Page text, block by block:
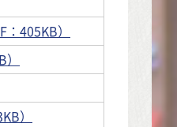
405KB）
）